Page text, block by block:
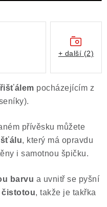
smlouvy
pocházejícím z
přívěsku můžete
, který má opravdu
i samotnou špičku.
barvu a uvnitř se pyšní
čistotou, takže je takřka
+ další (2)